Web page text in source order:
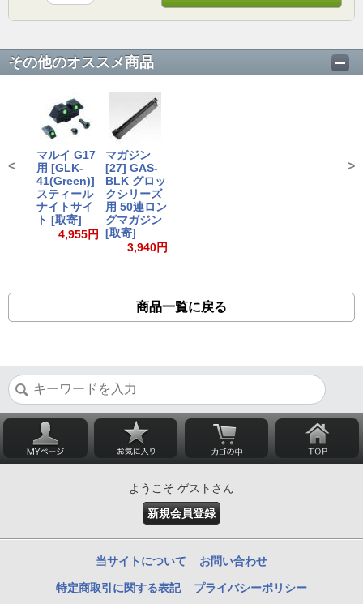
その他のオススメ商品
マルイ G17
用 [GLK-
41(Green)]
スティール
ナイトサイ
ト [取寄]
4,955円
マガジン
[27] GAS-
BLK グロッ
クシリーズ
用 50連ロン
グマガジン
[取寄]
3,940円
< >
商品一覧に戻る
ようこそ ゲストさん
新規会員登録
当サイトについて お問い合わせ
特定商取引に関する表記 プライバシーポリシー